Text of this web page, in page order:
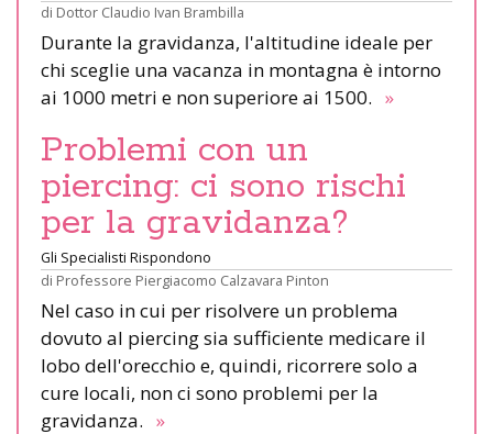
di Dottor Claudio Ivan Brambilla
Durante la gravidanza, l'altitudine ideale per
chi sceglie una vacanza in montagna è intorno
ai 1000 metri e non superiore ai 1500. »
Problemi con un
piercing: ci sono rischi
per la gravidanza?
Gli Specialisti Rispondono
di Professore Piergiacomo Calzavara Pinton
Nel caso in cui per risolvere un problema
dovuto al piercing sia sufficiente medicare il
lobo dell'orecchio e, quindi, ricorrere solo a
cure locali, non ci sono problemi per la
gravidanza. »